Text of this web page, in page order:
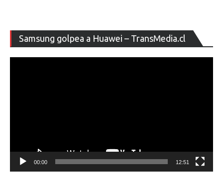
Samsung golpea a Huawei – TransMedia.cl
de
00:00 12:51